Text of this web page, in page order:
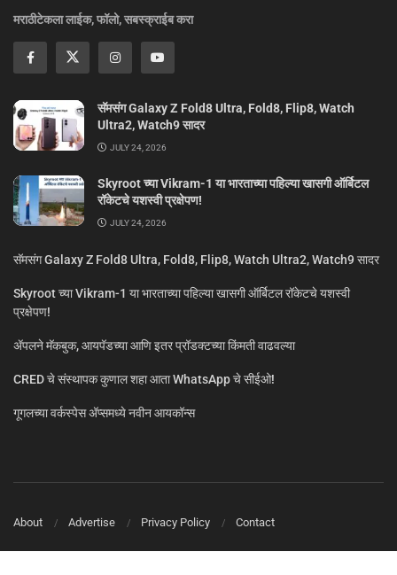
मराठीटेकला लाईक, फॉलो, सबस्क्राईब करा
सॅमसंग Galaxy Z Fold8 Ultra, Fold8, Flip8, Watch
Ultra2, Watch9 सादर
JULY 24, 2026
Skyroot च्या Vikram-1 या भारताच्या पहिल्या खासगी ऑर्बिटल
रॉकेटचे यशस्वी प्रक्षेपण!
JULY 24, 2026
सॅमसंग Galaxy Z Fold8 Ultra, Fold8, Flip8, Watch Ultra2, Watch9 सादर
Skyroot च्या Vikram-1 या भारताच्या पहिल्या खासगी ऑर्बिटल रॉकेटचे यशस्वी
प्रक्षेपण!
ॲपलने मॅकबुक, आयपॅडच्या आणि इतर प्रॉडक्टच्या किंमती वाढवल्या
CRED चे संस्थापक कुणाल शहा आता WhatsApp चे सीईओ!
गूगलच्या वर्कस्पेस अ‍ॅप्समध्ये नवीन आयकॉन्स
About Advertise Privacy Policy Contact